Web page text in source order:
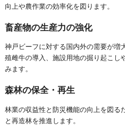
向上や農作業の効率化を図ります。
畜産物の生産力の強化
神戸ビーフに対する国内外の需要が増
殖雌牛の導入、施設用地の掘り起こし
みます。
森林の保全・再生
林業の収益性と防災機能の向上を図る
と再造林を推進します。